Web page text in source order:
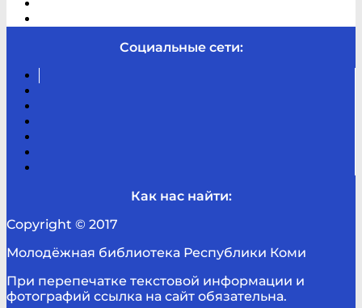
Социальные сети:
Как нас найти:
Copyright © 2017
Молодёжная библиотека Республики Коми
При перепечатке текстовой информации и
фотографий ссылка на сайт обязательна.